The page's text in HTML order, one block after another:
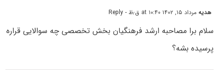
هدیهمرداد ۱۵, ۱۴۰۲ at ۱۰:۴۰ ق٫ظ - Reply
سلام برا مصاحبه ارشد فرهنگیان بخش تخصصی چه سوالایی قراره
پرسیده بشه؟